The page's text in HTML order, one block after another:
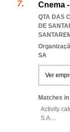
Cnema
QTA DAS
DE
SA
Ver
Matches
Activity
S.A....